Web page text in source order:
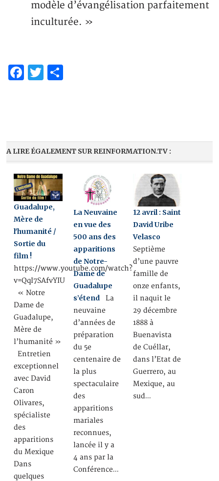
modèle d’évangélisation parfaitement
inculturée. »
Facebook
Twitter
A LIRE ÉGALEMENT SUR REINFORMATION.TV :
Guadalupe,
Mère de
l'humanité /
Sortie du
film !
https://www.youtube.com/watch?
v=QqI7SAfvYIU
« Notre
Dame de
Guadalupe,
Mère de
l’humanité »
Entretien
exceptionnel
avec David
Caron
Olivares,
spécialiste
des
apparitions
du Mexique
Dans
quelques
La Neuvaine
en vue des
500 ans des
apparitions
de Notre-
Dame de
Guadalupe
s’étend La
neuvaine
d’années de
préparation
du 5e
centenaire de
la plus
spectaculaire
des
apparitions
mariales
reconnues,
lancée il y a
4 ans par la
Conférence…
12 avril : Saint
David Uribe
Velasco
Septième
d’une pauvre
famille de
onze enfants,
il naquit le
29 décembre
1888 à
Buenavista
de Cuéllar,
dans l’Etat de
Guerrero, au
Mexique, au
sud…